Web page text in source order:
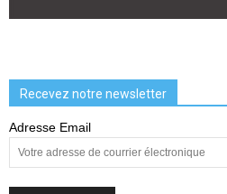
Recevez notre newsletter
Adresse Email